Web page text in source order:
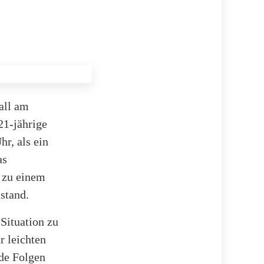
am
jährige
als ein
einem
zu
leichten
Folgen